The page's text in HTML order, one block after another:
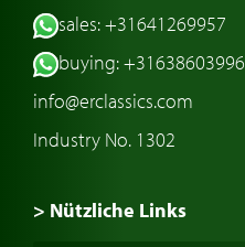
sales: +31641269957
buying: +31638603996
info@erclassics.com
Industry No. 1302
> Nützliche Links